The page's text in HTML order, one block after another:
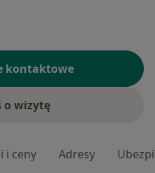
kontaktowe
o wizytę
i ceny Adresy